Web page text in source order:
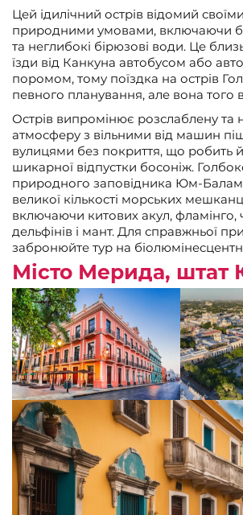
Цей ідилічний острів відомий
природними умовами, включаючи
та неглибокі бірюзові води. Це
їзди від Канкуна автобусом або
поромом, тому поїздка на острів
певного планування, але вона того
Острів випромінює розслаблену
атмосферу з вільними від машин
вулицями без покриття, що робить
шикарної відпустки босоніж.
природного заповідника Юм-
великої кількості морських
включаючи китових акул, фламінго,
дельфінів і мант. Для справжньої
забронюйте тур на
Місто Мерида, штат